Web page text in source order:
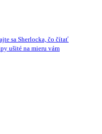
sa Sherlocka, čo čítať
ušité na mieru vám